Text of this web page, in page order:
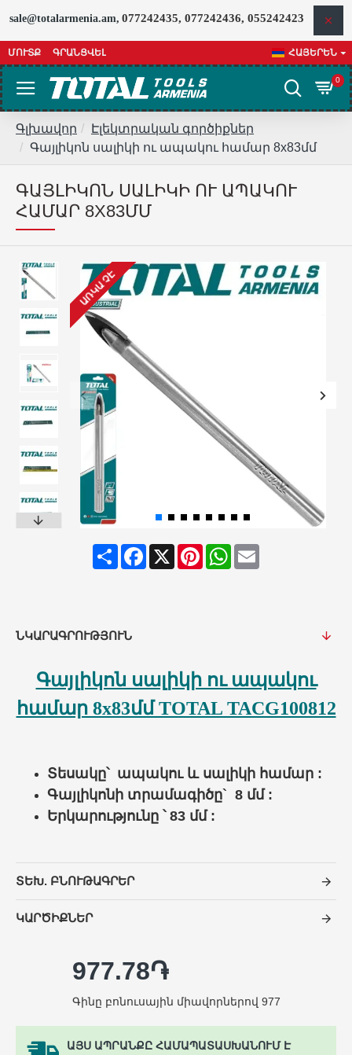
sale@totalarmenia.am, 077242435, 077242436, 055242423
ՄՈՒՏՔ ԳՐԱՆՑՎԵԼ ՀԱՅԵՐԵՆ
0
Գլխավոր
Էլեկտրական գործիքներ
Գայլիկոն սալիկի ու ապակու համար 8x83մմ
ԳԱՅԼԻԿՈՆ ՍԱԼԻԿԻ ՈՒ ԱՊԱԿՈՒ
ՀԱՄԱՐ 8X83ՄՄ
ԱՌԿԱ ՉԷ
ShareFacebook
X PinterestWhatsApp
Email
ՆԿԱՐԱԳՐՈՒԹՅՈՒՆ
Գայլիկոն սալիկի ու ապակու
համար 8x83մմ TOTAL TACG100812
Տեսակը՝ ապակու և սալիկի համար :
Գայլիկոնի տրամագիծը` 8 մմ :
Երկարությունը ՝ 83 մմ :
ՏԵԽ. ԲՆՈՒԹԱԳՐԵՐ
ԿԱՐԾԻՔՆԵՐ
ԱՅՍ ԱՊՐԱՆՔԸ ՀԱՄԱՊԱՏԱՍԽԱՆՈՒՄ Է
977.78֏
Գինը բոնուսային միավորներով 977